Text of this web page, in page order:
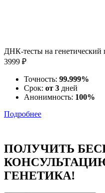
ДНК-тесты на генетический
3999 ₽
Точность: 99.999%
Срок: от 3 дней
Анонимность: 100%
Подробнее
ПОЛУЧИТЬ
ГЕНЕТИКА!